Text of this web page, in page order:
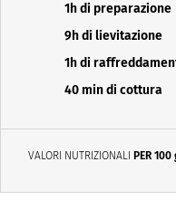
1h di preparazione
9h di lievitazione
1h di
40 min di cottura
VALORI NUTRIZIONALI PER 100